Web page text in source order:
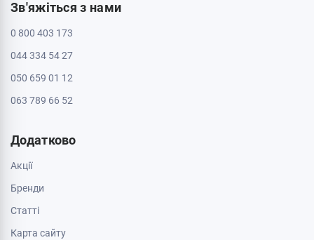
Зв'яжіться з нами
0 800 403 173
044 334 54 27
050 659 01 12
063 789 66 52
Додатково
Акції
Бренди
Cтатті
Карта сайту